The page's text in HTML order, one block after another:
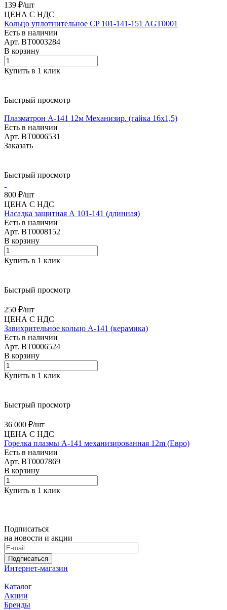
139 ₽/шт
ЦЕНА С НДС
Кольцо уплотнительное CP 101-141-151 AGT0001
Есть в наличии
Арт. BT0003284
В корзину
Купить в 1 клик
Быстрый просмотр
Плазматрон А-141 12м Механизир. (гайка 16х1,5)
Есть в наличии
Арт. BT0006531
Заказать
Быстрый просмотр
800 ₽/шт
ЦЕНА С НДС
Насадка защитная А 101-141 (длинная)
Есть в наличии
Арт. BT0008152
В корзину
Купить в 1 клик
Быстрый просмотр
250 ₽/шт
ЦЕНА С НДС
Завихрительное кольцо A-141 (керамика)
Есть в наличии
Арт. BT0006524
В корзину
Купить в 1 клик
Быстрый просмотр
36 000 ₽/шт
ЦЕНА С НДС
Горелка плазмы А-141 механизированная 12m (Евро)
Есть в наличии
Арт. BT0007869
В корзину
Купить в 1 клик
Подписаться
на новости и акции
Подписаться
Интернет-магазин
Каталог
Акции
Бренды